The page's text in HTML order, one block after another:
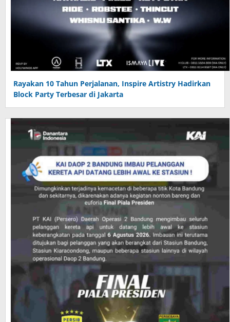
Rayakan 10 Tahun Perjalanan, Inspire Artistry Hadirkan
Block Party Terbesar di Jakarta